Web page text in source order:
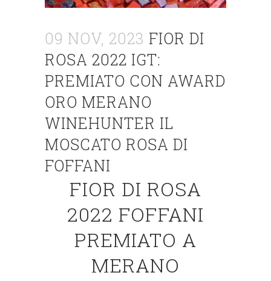
09 NOV, 2023 FIOR DI
ROSA 2022 IGT:
PREMIATO CON AWARD
ORO MERANO
WINEHUNTER IL
MOSCATO ROSA DI
FOFFANI
FIOR DI ROSA
2022 FOFFANI
PREMIATO A
MERANO